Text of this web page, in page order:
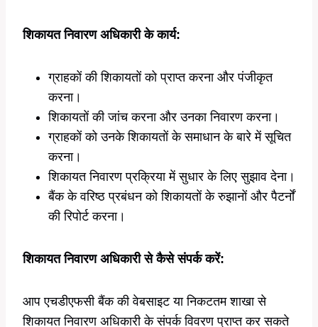
शिकायत निवारण अधिकारी के कार्य:
ग्राहकों की शिकायतों को प्राप्त करना और पंजीकृत
करना।
शिकायतों की जांच करना और उनका निवारण करना।
ग्राहकों को उनके शिकायतों के समाधान के बारे में सूचित
करना।
शिकायत निवारण प्रक्रिया में सुधार के लिए सुझाव देना।
बैंक के वरिष्ठ प्रबंधन को शिकायतों के रुझानों और पैटर्नों
की रिपोर्ट करना।
शिकायत निवारण अधिकारी से कैसे संपर्क करें:
आप एचडीएफसी बैंक की वेबसाइट या निकटतम शाखा से
शिकायत निवारण अधिकारी के संपर्क विवरण प्राप्त कर सकते